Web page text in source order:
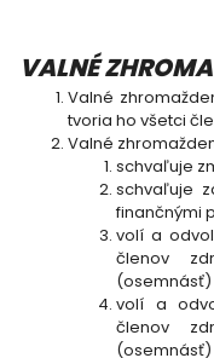
VALNÉ
Valné
tvoria ho všetci
Valné
schvaľuje
schvaľuje
finančnými
volí a
členov
(osemnásť)
volí a
členov
(osemnásť)